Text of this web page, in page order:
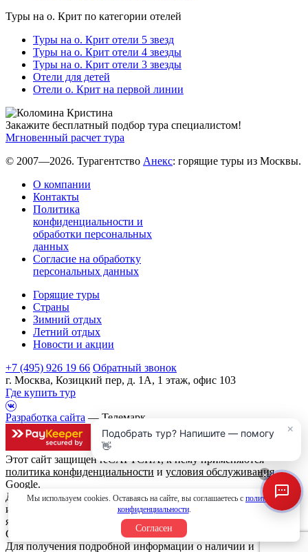
Туры на о. Крит по категории отелей
Туры на о. Крит отели 5 звезд
Туры на о. Крит отели 4 звезды
Туры на о. Крит отели 3 звезды
Отели для детей
Отели о. Крит на первой линии
Закажите бесплатный подбор тура специалистом!
Мгновенный расчет тура
© 2007—2026. Турагентство Анекс: горящие туры из Москвы.
О компании
Контакты
Политика
конфиденциальности и
обработки персональных
данных
Согласие на обработку
персональных данных
Горящие туры
Страны
Зимний отдых
Летний отдых
Новости и акции
+7 (495) 926 19 66 Обратный звонок
г. Москва, Козицкий пер, д. 1А, 1 этаж, офис 103
Где купить тур
Разработка сайта — Телемарк
Этот сайт защищен reCAPTCHA, к нему применяются
политика конфиденциальности и условия обслуживания
Google.
Данный интернет сайт носит исключительно
информационный характер и вся информация на нем не
является публичной офертой, определяемой положениями
Статьи 437 (2) Гражданского кодекса Российской Федерации.
Для получения подробной информации о наличии и
Мы используем cookies. Оставаясь на сайте, вы соглашаетесь с политикой
конфиденциальности.
Согласен
×
Подобрать тур? Напишите — помогу
👋
×